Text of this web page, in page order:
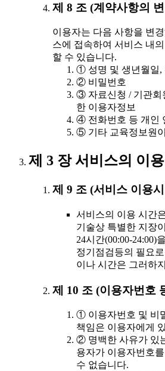
제 8 조 (계약사항의
이용자는 다음 사항을 변
스에 접속하여 서비스 내
할 수 있습니다.
① 성명 및 생년월일,
② 비밀번호
③ 자료신청 / 기관회
한 이용자정보
④ 전화번호 등 개인
⑤ 기타 교육정보원
제 3 장 서비스의 이용
제 9 조 (서비스 이용
서비스의 이용 시간
기술상 특별한 지장
24시간(00:00-24:00)
정기점검등의 필요
이나 시간은 그러하
제 10 조 (이용자번호
① 이용자번호 및 비
책임은 이용자에게
② 명백한 사유가 있
용자가 이용자번호
수 없습니다.